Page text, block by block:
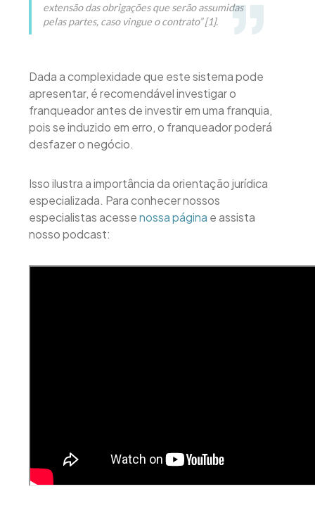
extensão das obrigações que serão assumidas
pelas partes, caso vingue o contrato” [1].
Dada a complexidade que este sistema pode
apresentar, é recomendável investigar o
franqueador antes de investir em uma franquia,
pois se induzido em erro, o franqueador poderá
desfazer o negócio.
Isso ilustra a importância da orientação jurídica
especializada. Para conhecer nossos
especialistas acessenossa página e assista
nosso podcast: